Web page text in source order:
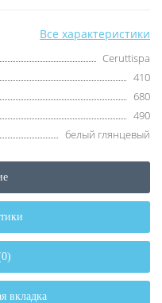
Все характеристики
Ceruttispa
410
680
490
белый глянцевый
вкладка